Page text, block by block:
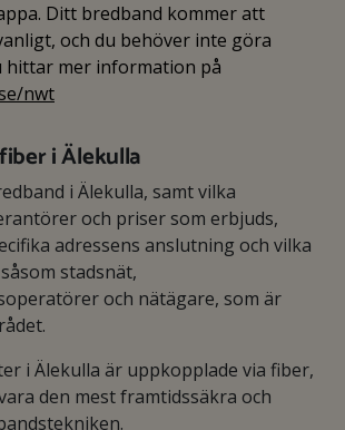
Ditt bredband kommer att
och du behöver inte göra
hittar mer information på
nwt
i Älekulla
i Älekulla, samt vilka
och priser som erbjuds,
adressens anslutning och vilka
stadsnät,
och nätägare, som är
i Älekulla är uppkopplade via fiber,
den mest framtidssäkra och